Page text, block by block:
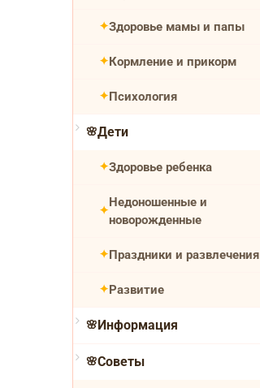
Здоровье мамы и папы
Кормление и прикорм
Психология
Дети
Здоровье ребенка
Недоношенные и
новорожденные
Праздники и развлечения
Развитие
Информация
Советы